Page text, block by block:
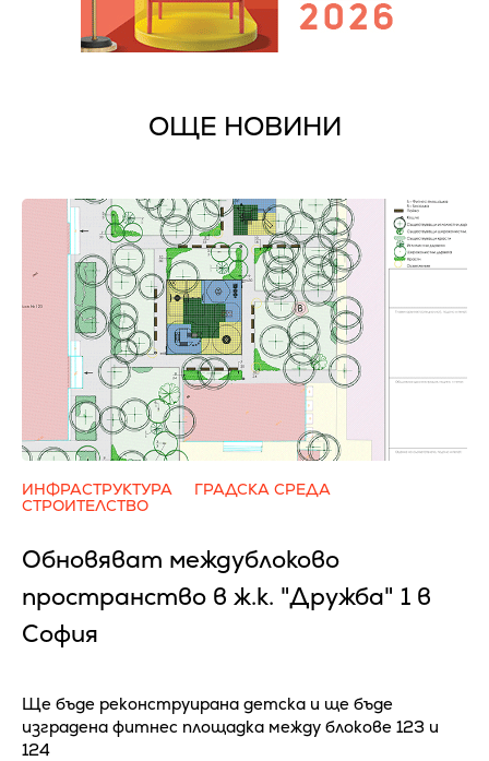
ОЩЕ НОВИНИ
ИНФРАСТРУКТУРА
ГРАДСКА СРЕДА
СТРОИТЕЛСТВО
Обновяват междублоково
пространство в ж.к. "Дружба" 1 в
София
Ще бъде реконструирана детска и ще бъде
изградена фитнес площадка между блокове 123 и
124